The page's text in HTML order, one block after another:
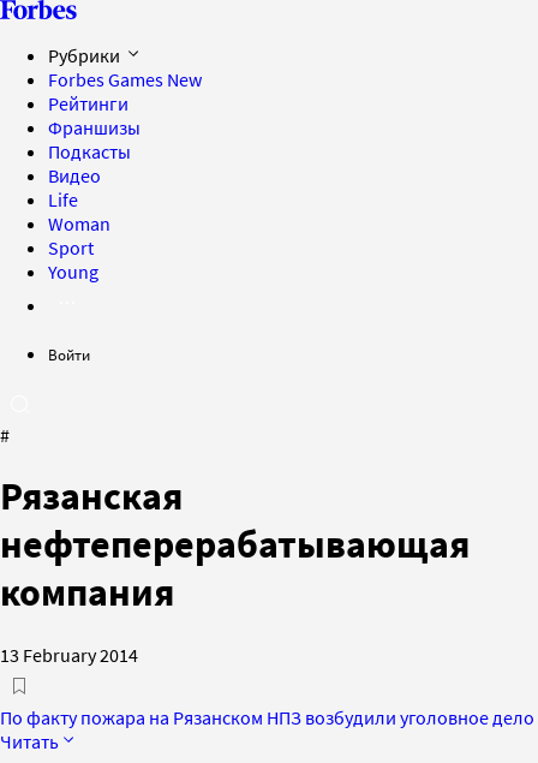
Рубрики
Forbes Games New
Рейтинги
Франшизы
Подкасты
Видео
Life
Woman
Sport
Young
Войти
#
Рязанская
нефтеперерабатывающая
компания
13 February 2014
По факту пожара на Рязанском НПЗ возбудили уголовное дело
Читать